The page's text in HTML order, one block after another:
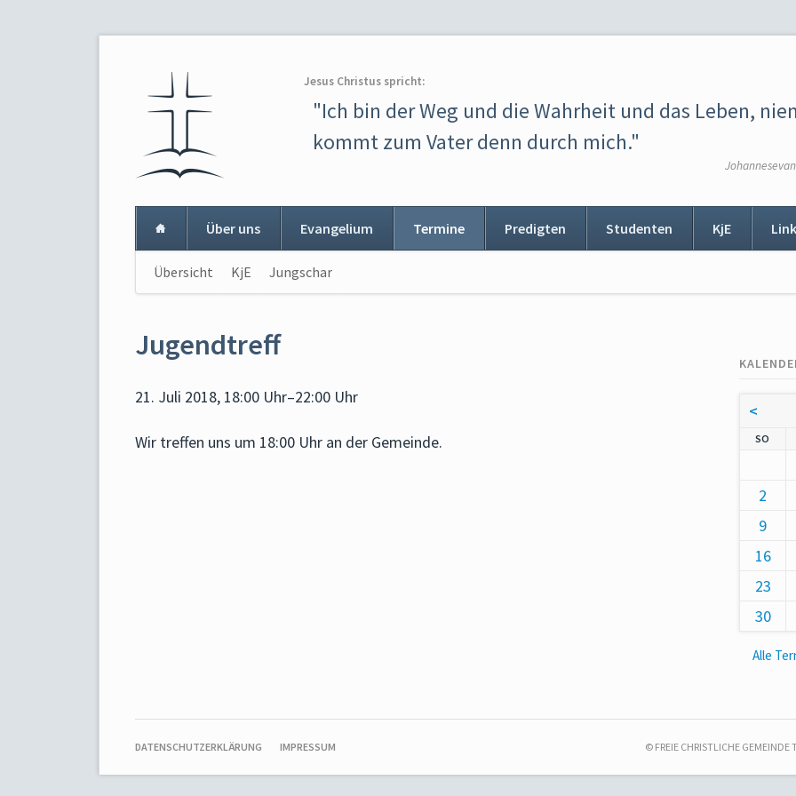
Jesus Christus spricht:
"Ich bin der Weg und die Wahrheit und das Leben,
kommt zum Vater denn durch mich."
Über uns Evangelium Termine Predigten Studenten KjE
Navigation
überspringen
Übersicht KjE Jungschar
Jugendtreff
21. Juli 2018, 18:00 Uhr–22:00 Uhr
Wir treffen uns um 18:00 Uhr an der Gemeinde.
<
SO
2
9
16
23
30
Alle
NAVIGATION
DATENSCHUTZERKLÄRUNG IMPRESSUM © FREIE CHRISTLICHE GEMEINDE